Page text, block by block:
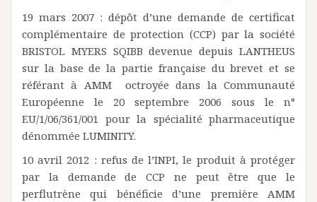
19 mars 2007 : dépôt d’une demande de certificat
complémentaire de protection (CCP) par la société
BRISTOL MYERS SQIBB devenue depuis LANTHEUS
sur la base de la partie française du brevet et se
référant à AMM octroyée dans la Communauté
Européenne le 20 septembre 2006 sous le n°
EU/1/06/361/001 pour la spécialité pharmaceutique
dénommée LUMINITY.
10 avril 2012 : refus de l’INPI, le produit à protéger
par la demande de CCP ne peut être que le
perflutrène qui bénéficie d’une première AMM